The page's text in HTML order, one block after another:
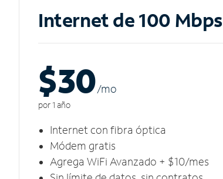
Internet de 100 Mbps
$30/mo
por 1 año
Internet con fibra óptica
Módem gratis
Agrega WiFi Avanzado + $10/mes